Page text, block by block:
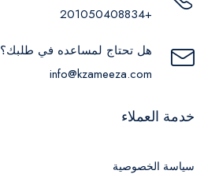
+201050408834
هل تحتاج لمساعده في طلبك؟
info@kzameeza.com
خدمة العملاء
سياسة الخصوصية